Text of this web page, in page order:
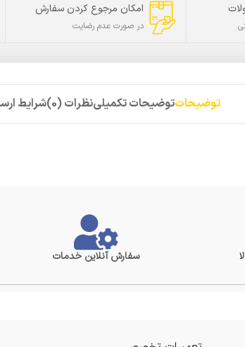
امکان مرجوع کردن سفارش
در صورت عدم رضایت
توضیحاتتوضیحات تکمیلینظرات (0) شرایط
سفارش آنلاین خدمات